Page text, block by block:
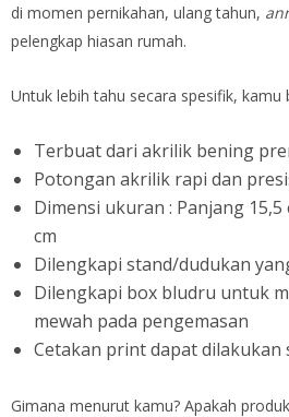
di momen pernikahan, ulang tahun,
pelengkap hiasan rumah.
Untuk lebih tahu secara spesifik, kamu
Terbuat dari akrilik bening
Potongan akrilik rapi dan
Dimensi ukuran : Panjang 15,5
cm
Dilengkapi stand/dudukan
Dilengkapi box bludru untuk
mewah pada pengemasan
Cetakan print dapat dilakukan
Gimana menurut kamu? Apakah